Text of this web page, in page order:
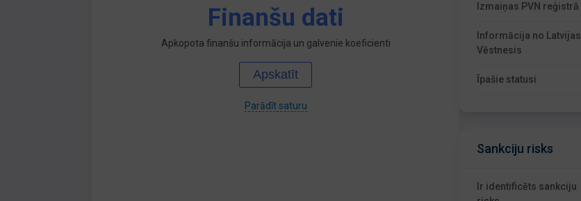
Finanšu dati
Apkopota finanšu informācija un galvenie koeficienti
Apskatīt
Parādīt saturu
Izmaiņas PVN reģistrā
Informācija no Latvijas
Vēstnesis
Īpašie statusi
Sankciju risks
Ir identificēts sankciju